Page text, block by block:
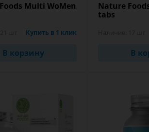
Multi WoMen
Купить в 1 клик
В корзину
Nature
tabs
В